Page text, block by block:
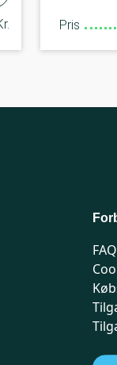
Pris
FAQ